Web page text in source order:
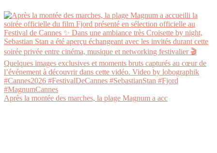
Après la montée des marches, la plage Magnum a acc